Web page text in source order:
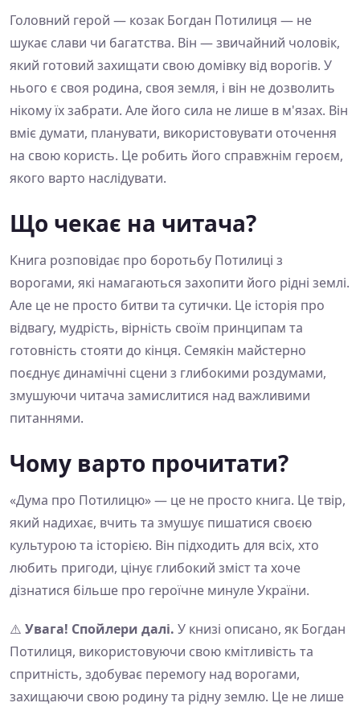
Головний герой — козак Богдан Потилиця — не
шукає слави чи багатства. Він — звичайний чоловік,
який готовий захищати свою домівку від ворогів. У
нього є своя родина, своя земля, і він не дозволить
нікому їх забрати. Але його сила не лише в м'язах. Він
вміє думати, планувати, використовувати оточення
на свою користь. Це робить його справжнім героєм,
якого варто наслідувати.
Що чекає на читача?
Книга розповідає про боротьбу Потилиці з
ворогами, які намагаються захопити його рідні землі.
Але це не просто битви та сутички. Це історія про
відвагу, мудрість, вірність своїм принципам та
готовність стояти до кінця. Семякін майстерно
поєднує динамічні сцени з глибокими роздумами,
змушуючи читача замислитися над важливими
питаннями.
Чому варто прочитати?
«Дума про Потилицю» — це не просто книга. Це твір,
який надихає, вчить та змушує пишатися своєю
культурою та історією. Він підходить для всіх, хто
любить пригоди, цінує глибокий зміст та хоче
дізнатися більше про героїчне минуле України.
⚠️ Увага! Спойлери далі. У книзі описано, як Богдан
Потилиця, використовуючи свою кмітливість та
спритність, здобуває перемогу над ворогами,
захищаючи свою родину та рідну землю. Це не лише